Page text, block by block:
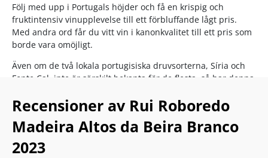
Följ med upp i Portugals höjder och få en krispig och
fruktintensiv vinupplevelse till ett förbluffande lågt pris.
Med andra ord får du vitt vin i kanonkvalitet till ett pris som
borde vara omöjligt.
Även om de två lokala portugisiska druvsorterna, Síria och
Fonte Cal, inte är särskilt bekanta för de flesta, så har denna
tack vare dess aromatiska och mineraliska frukt.
Nyckeln till vinets balans finns på drygt 700 meters höjd, där
långsamt under de många portugisiska soltimmarna.
Recensioner av Rui Roboredo
Madeira Altos da Beira Branco
2023